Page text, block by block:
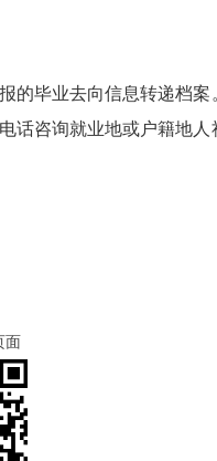
的毕业去向信息转递档
话咨询就业地或户籍地
面